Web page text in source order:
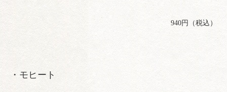
940円（税込）
・モヒート